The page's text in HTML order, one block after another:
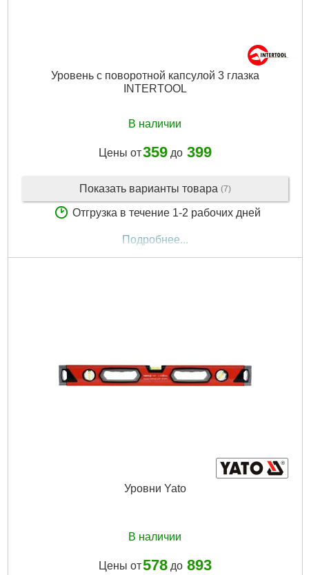
Уровень с поворотной капсулой 3 глазка
INTERTOOL
В наличии
Цены от359до 399
Показать варианты товара (7)
Отгрузка в течение 1-2 рабочих дней
Подробнее...
Уровни Yato
В наличии
Цены от578до 893